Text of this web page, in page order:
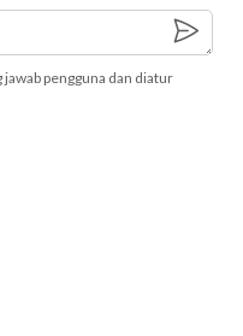
pengguna dan diatur